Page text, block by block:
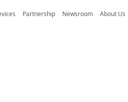
Partnership Newsroom About Us